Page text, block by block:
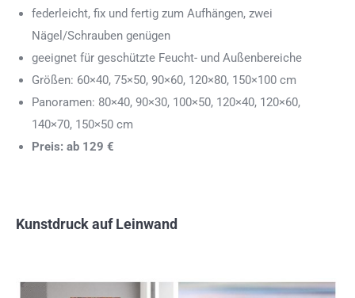
federleicht, fix und fertig zum Aufhängen, zwei
Nägel/Schrauben genügen
geeignet für geschützte Feucht- und Außenbereiche
Größen: 60×40, 75×50, 90×60, 120×80, 150×100 cm
Panoramen: 80×40, 90×30, 100×50, 120×40, 120×60,
140×70, 150×50 cm
Preis: ab 129 €
Kunstdruck auf Leinwand